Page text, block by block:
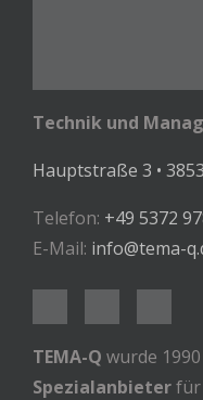
Technik und
Hauptstraße 3 •
Telefon: +49 5372
E-Mail: info@tema-
TEMA-Q wurde
Spezialanbieterfür